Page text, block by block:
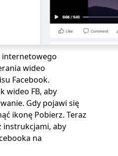
internetowego
wideo
Facebook.
wideo FB, aby
Gdy pojawi się
ikonę Pobierz. Teraz
instrukcjami, aby
na